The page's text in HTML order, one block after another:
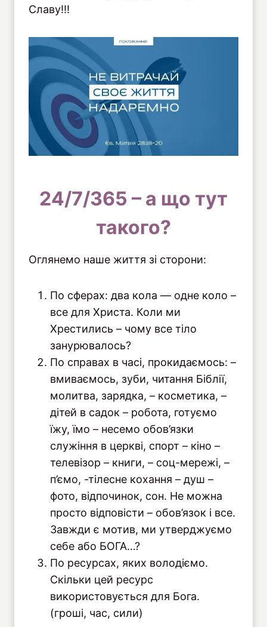
Славу!!!
24/7/365 – а що тут
такого?
Оглянемо наше життя зі сторони:
По сферах: два кола — одне коло –
все для Христа. Коли ми
Хрестились – чому все тіло
занурювалось?
По справах в часі, прокидаємось: –
вмиваємось, зуби, читання Біблії,
молитва, зарядка, – косметика, –
дітей в садок – робота, готуємо
їжу, їмо – несемо обов’язки
служіння в церкві, спорт – кіно –
телевізор – книги, – соц-мережі, –
п’ємо, -тілесне кохання – душ –
фото, відпочинок, сон. Не можна
просто відповісти – обов’язок і все.
Завжди є мотив, ми утверджуємо
себе або БОГА…?
По ресурсах, яких володіємо.
Скільки цей ресурс
використовується для Бога.
(гроші, час, сили)